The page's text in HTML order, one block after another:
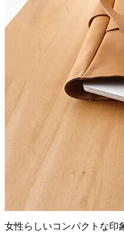
女性らしいコンパクトな印